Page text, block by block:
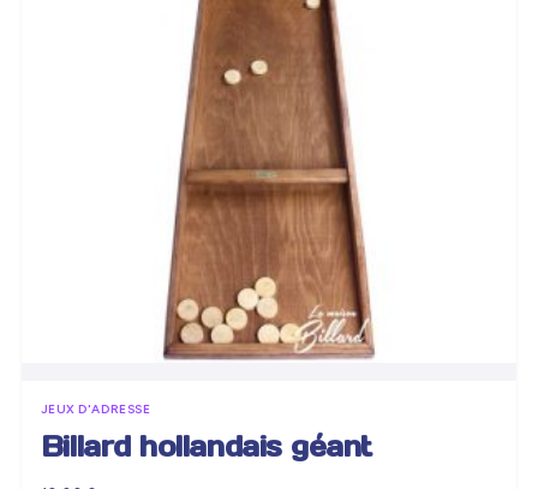
JEUX D'ADRESSE
Billard hollandais géant